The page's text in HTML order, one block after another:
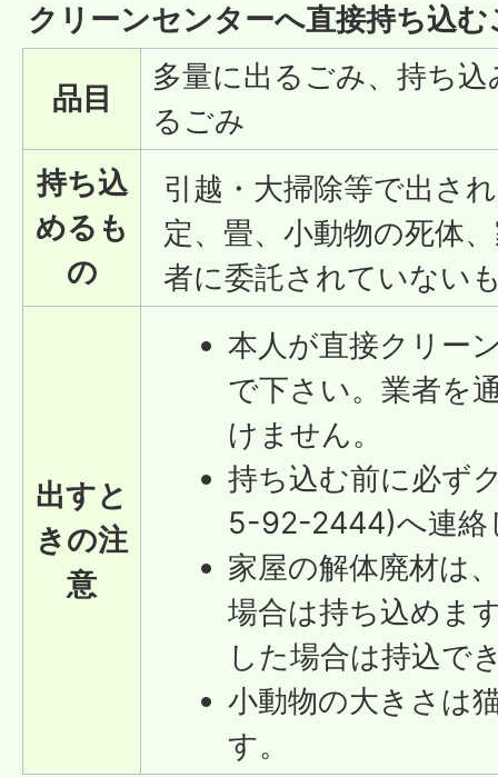
クリーンセンターへ直接持ち込む
品目
多量に出るごみ、持ち
るごみ
持ち込
めるも
の
引越・大掃除等で出さ
定、畳、小動物の死体
者に委託されていない
出すと
きの注
意
本人が直接クリー
で下さい。業者を
けません。
持ち込む前に必ず
5-92-2444)へ連絡
家屋の解体廃材は
場合は持ち込めま
した場合は持込で
小動物の大きさは
す。